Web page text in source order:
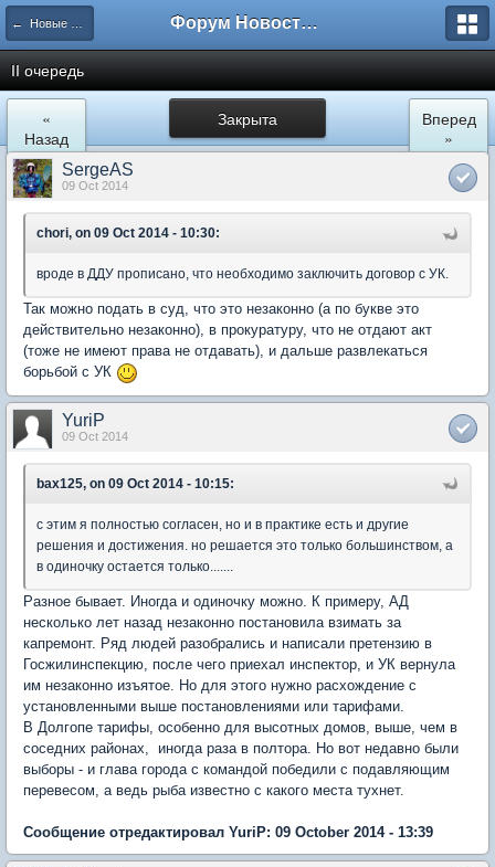
← Новые Водники Форум Новостройки
II очередь
Закрыта
«
Назад
Вперед
»
SergeAS
09 Oct 2014
chori, on 09 Oct 2014 - 10:30:
вроде в ДДУ прописано, что необходимо заключить договор с УК.
Так можно подать в суд, что это незаконно (а по букве это
действительно незаконно), в прокуратуру, что не отдают акт
(тоже не имеют права не отдавать), и дальше развлекаться
борьбой с УК
YuriP
09 Oct 2014
bax125, on 09 Oct 2014 - 10:15:
с этим я полностью согласен, но и в практике есть и другие
решения и достижения. но решается это только большинством, а
в одиночку остается только.......
Разное бывает. Иногда и одиночку можно. К примеру, АД
несколько лет назад незаконно постановила взимать за
капремонт. Ряд людей разобрались и написали претензию в
Госжилинспекцию, после чего приехал инспектор, и УК вернула
им незаконно изъятое. Но для этого нужно расхождение с
установленными выше постановлениями или тарифами.
В Долгопе тарифы, особенно для высотных домов, выше, чем в
соседних районах, иногда раза в полтора. Но вот недавно были
выборы - и глава города с командой победили с подавляющим
перевесом, а ведь рыба известно с какого места тухнет.
Сообщение отредактировал YuriP: 09 October 2014 - 13:39